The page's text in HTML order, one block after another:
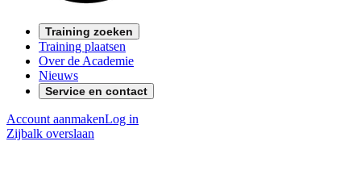
Training zoeken
Training plaatsen
Over de Academie
Nieuws
Service en contact
Account aanmakenLog in
Zijbalk overslaan